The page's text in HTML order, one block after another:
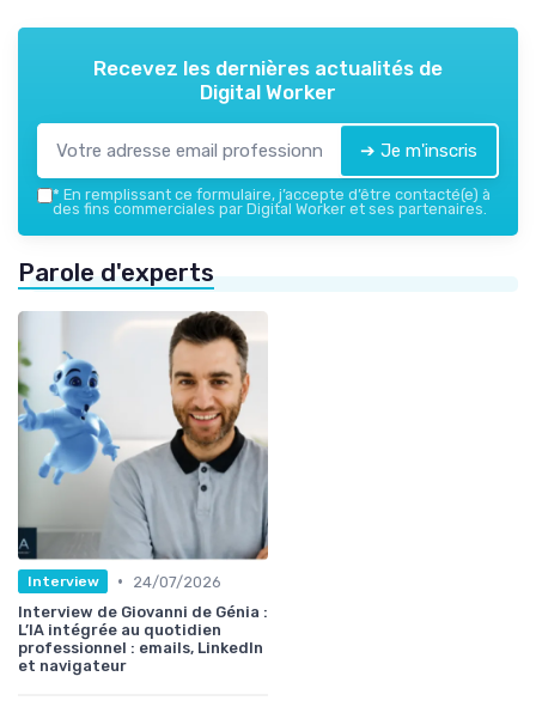
Recevez les dernières actualités de
Digital Worker
➔ Je m'inscris
* En remplissant ce formulaire, j’accepte d’être contacté(e) à
des fins commerciales par Digital Worker et ses partenaires.
Parole d'experts
Interview •
24/07/2026
Interview de Giovanni de Génia :
L’IA intégrée au quotidien
professionnel : emails, LinkedIn
et navigateur